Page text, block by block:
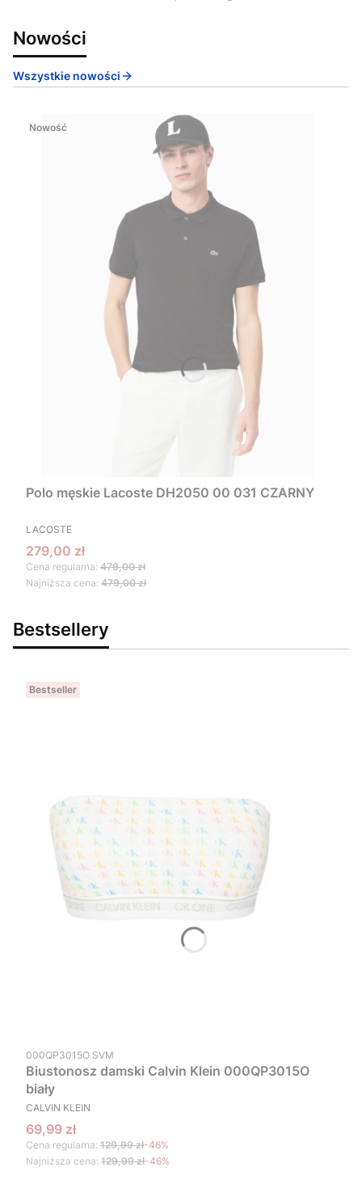
Nowości
Wszystkie nowości
Nowość
Polo męskie Lacoste DH2050 00 031 CZARNY
PRODUCENT
LACOSTE
Cena promocyjna
279,00 zł
Cena regularna: 479,00 zł
Najniższa cena: 479,00 zł
Bestsellery
Bestseller
Kod produktu
000QP3015O SVM
Biustonosz damski Calvin Klein 000QP3015O
biały
PRODUCENT
CALVIN KLEIN
Cena promocyjna
69,99 zł
Cena regularna: 129,99 zł-46%
Najniższa cena: 129,99 zł-46%